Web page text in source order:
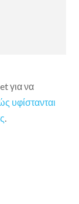
για να
υφίστανται
.